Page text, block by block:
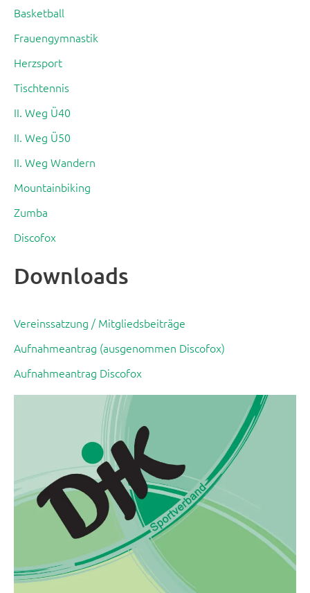
Basketball
Frauengymnastik
Herzsport
Tischtennis
II. Weg Ü40
II. Weg Ü50
II. Weg Wandern
Mountainbiking
Zumba
Discofox
Downloads
Vereinssatzung / Mitgliedsbeiträge
Aufnahmeantrag (ausgenommen Discofox)
Aufnahmeantrag Discofox